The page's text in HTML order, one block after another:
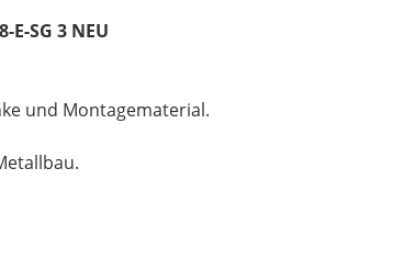
SG 3 NEU
und Montagematerial.